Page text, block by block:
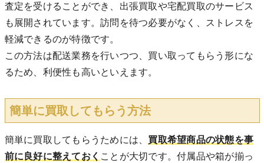
査定を受けることができ、出張買取や宅配買取のサービス
も展開されています。訪問を待つ必要がなく、ストレスを
軽減できるのが特徴です。
この方法は配送業務を行いつつ、買い取ってもらう形にな
るため、利便性も高いといえます。
簡単に買取してもらう方法
簡単に買取してもらうためには、 買取希望商品の状態を事
前に良好に整えておく ことが大切です。付属品や箱が揃っ